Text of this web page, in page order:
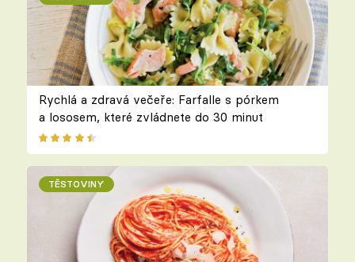
Rychlá a zdravá večeře: Farfalle s pórkem
a lososem, které zvládnete do 30 minut
TĚSTOVINY